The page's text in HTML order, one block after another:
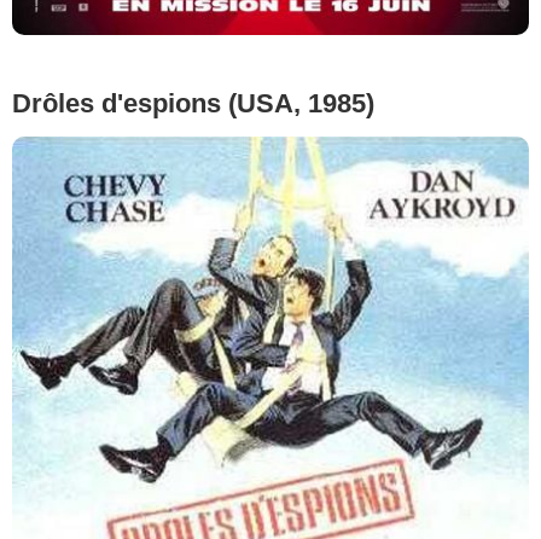
Drôles d'espions (USA, 1985)